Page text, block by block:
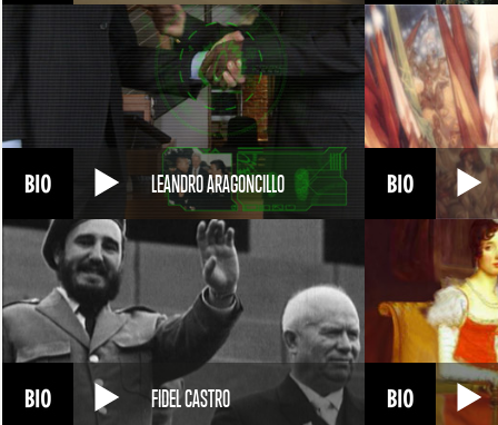
LEANDRO ARAGONCILLO
FIDEL CASTRO